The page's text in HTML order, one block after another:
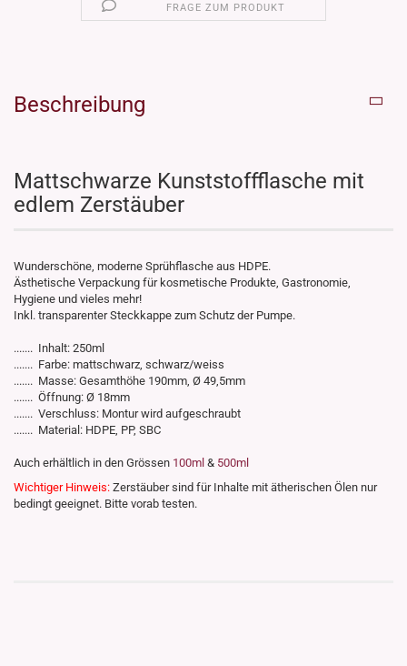
FRAGE ZUM PRODUKT
Beschreibung
Mattschwarze Kunststoffflasche mit
edlem Zerstäuber
Wunderschöne, moderne Sprühflasche aus HDPE.
Ästhetische Verpackung für kosmetische Produkte, Gastronomie,
Hygiene und vieles mehr!
Inkl. transparenter Steckkappe zum Schutz der Pumpe.
....... Inhalt: 250ml
....... Farbe: mattschwarz, schwarz/weiss
....... Masse: Gesamthöhe 190mm, Ø 49,5mm
....... Öffnung: Ø 18mm
....... Verschluss: Montur wird aufgeschraubt
....... Material: HDPE, PP, SBC
​Auch erhältlich in den Grössen 100ml & 500ml
Wichtiger Hinweis: Zerstäuber sind für Inhalte mit ätherischen Ölen nur
bedingt geeignet. Bitte vorab testen.